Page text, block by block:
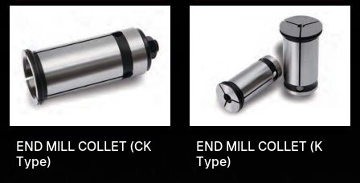
END MILL COLLET (CK
Type)
END MILL COLLET (K
Type)